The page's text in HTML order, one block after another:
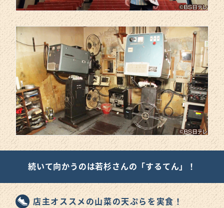
続いて向かうのは若杉さんの「するてん」！
店主オススメの山菜の天ぷらを実食！